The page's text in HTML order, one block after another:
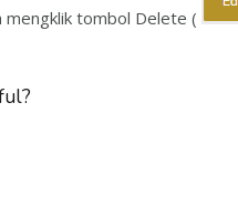
mengklik tombol Delete (